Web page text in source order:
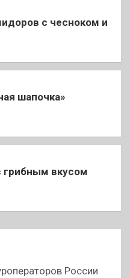
с чесноком и
шапочка»
грибным вкусом
России